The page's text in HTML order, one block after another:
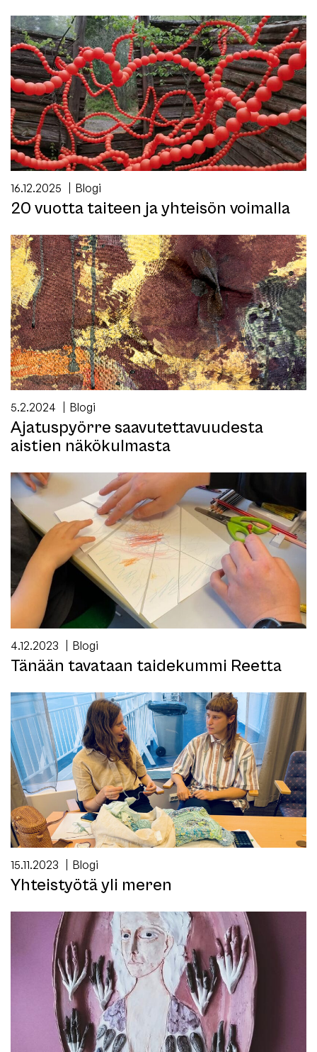
16.12.2025 Blogi
20 vuotta taiteen ja yhteisön voimalla
5.2.2024 Blogi
Ajatuspyörre saavutettavuudesta
aistien näkökulmasta
4.12.2023 Blogi
Tänään tavataan taidekummi Reetta
15.11.2023 Blogi
Yhteistyötä yli meren